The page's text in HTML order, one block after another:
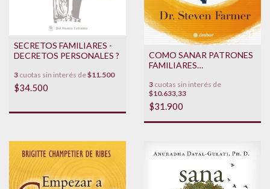
SECRETOS FAMILIARES -
DECRETOS PERSONALES ?
3 cuotas sin interés de$11.500
$34.500
COMO SANAR PATRONES
FAMILIARES
3 cuotas sin interés de
$10.633,33
$31.900